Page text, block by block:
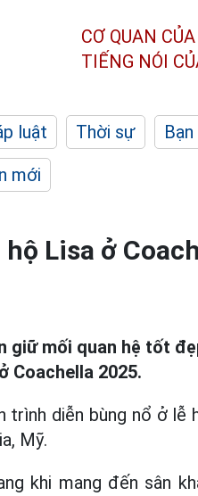
CƠ QUAN
TIẾNG NÓI
luật Thời sự
mới
Lisa ở
giữ mối quan hệ tốt
Coachella 2025.
trình diễn bùng nổ ở lễ
Mỹ.
khi mang đến sân